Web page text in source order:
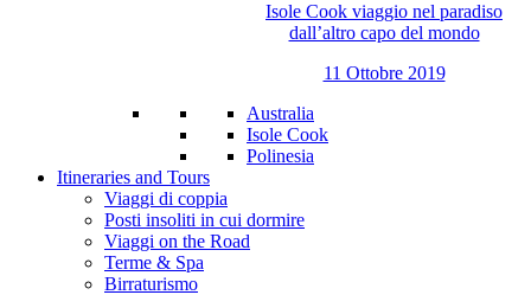
Isole Cook viaggio nel paradiso
dall’altro capo del mondo
11 Ottobre 2019
Australia
Isole Cook
Polinesia
Itineraries and Tours
Viaggi di coppia
Posti insoliti in cui dormire
Viaggi on the Road
Terme & Spa
Birraturismo